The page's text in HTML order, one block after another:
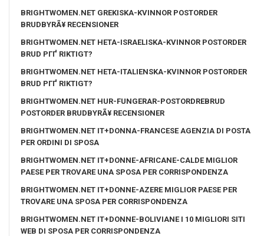
BRIGHTWOMEN.NET GREKISKA-KVINNOR POSTORDER
BRUDBYRÃ¥ RECENSIONER
BRIGHTWOMEN.NET HETA-ISRAELISKA-KVINNOR POSTORDER
BRUD PГҐ RIKTIGT?
BRIGHTWOMEN.NET HETA-ITALIENSKA-KVINNOR POSTORDER
BRUD PГҐ RIKTIGT?
BRIGHTWOMEN.NET HUR-FUNGERAR-POSTORDREBRUD
POSTORDER BRUDBYRÃ¥ RECENSIONER
BRIGHTWOMEN.NET IT+DONNA-FRANCESE AGENZIA DI POSTA
PER ORDINI DI SPOSA
BRIGHTWOMEN.NET IT+DONNE-AFRICANE-CALDE MIGLIOR
PAESE PER TROVARE UNA SPOSA PER CORRISPONDENZA
BRIGHTWOMEN.NET IT+DONNE-AZERE MIGLIOR PAESE PER
TROVARE UNA SPOSA PER CORRISPONDENZA
BRIGHTWOMEN.NET IT+DONNE-BOLIVIANE I 10 MIGLIORI SITI
WEB DI SPOSA PER CORRISPONDENZA